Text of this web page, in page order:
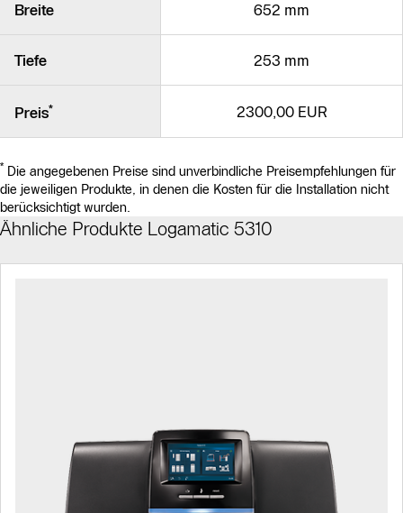
Breite 652 mm
Tiefe 253 mm
Preis* 2300,00 EUR
* Die angegebenen Preise sind unverbindliche Preisempfehlungen für
die jeweiligen Produkte, in denen die Kosten für die Installation nicht
berücksichtigt wurden.
Ähnliche Produkte Logamatic 5310